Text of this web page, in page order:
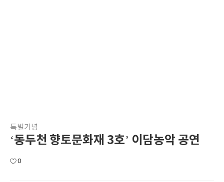
특별기념
‘동두천 향토문화재 3호’ 이담농악 공연
0